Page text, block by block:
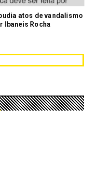
atos de vandalismo
Ibaneis Rocha